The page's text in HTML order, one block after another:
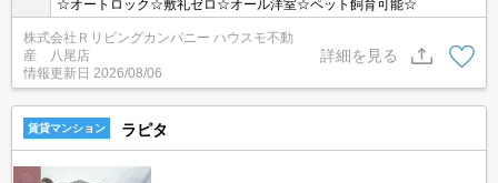
☆オートロック☆敷礼ゼロ☆オール洋室☆ペット飼育可能☆
株式会社Ｒリビングカンパニー ハウスモ不動
産 八尾店
情報更新日 2026/08/06
詳細を見る
賃貸マンション ラピタ